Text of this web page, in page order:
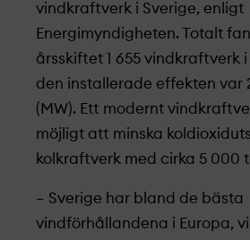
vindkraftverk i Sverige, enligt
Energimyndigheten. Totalt
årsskiftet 1 655 vindkraftverk
den installerade effekten var
(MW). Ett modernt
möjligt att minska
kolkraftverk med cirka 5 000
– Sverige har bland de bästa
vindförhållandena i Europa,